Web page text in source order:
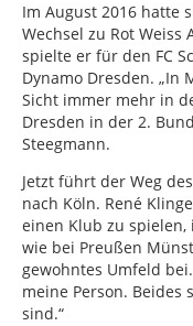
Im August 2016 hatte
Wechsel zu Rot
spielte er für den FC
Dynamo Dresden. „In
Sicht immer mehr in
Dresden in der 2.
Steegmann.
Jetzt führt der Weg
nach Köln. René
einen Klub zu
wie bei Preußen
gewohntes Umfeld
meine Person.
sind.“